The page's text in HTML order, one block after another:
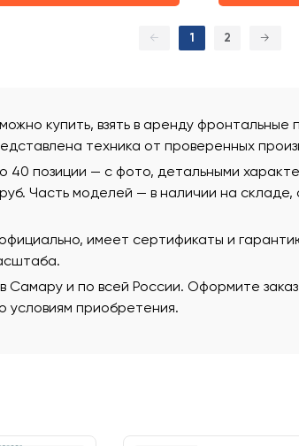
← 1 2 →
купить, взять в аренду
техника от проверенных
40 позиции — с фото, детальными
Часть моделей — в наличии на
имеет сертификаты и
Самару и по всей России. Оформите
условиям приобретения.